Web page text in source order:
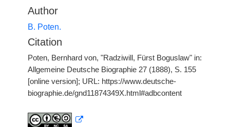
Author
B. Poten.
Citation
Poten, Bernhard von, "Radziwill, Fürst Boguslaw" in:
Allgemeine Deutsche Biographie 27 (1888), S. 155
[online version]; URL: https://www.deutsche-
biographie.de/gnd11874349X.html#adbcontent